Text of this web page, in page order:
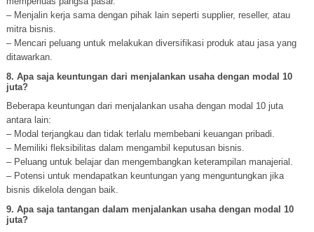
– Menjalin kerja sama dengan pihak lain seperti supplier, reseller, atau
mitra bisnis.
– Mencari peluang untuk melakukan diversifikasi produk atau jasa yang
ditawarkan.
8. Apa saja keuntungan dari menjalankan usaha dengan modal 10
juta?
Beberapa keuntungan dari menjalankan usaha dengan modal 10 juta
antara lain:
– Modal terjangkau dan tidak terlalu membebani keuangan pribadi.
– Memiliki fleksibilitas dalam mengambil keputusan bisnis.
– Peluang untuk belajar dan mengembangkan keterampilan manajerial.
– Potensi untuk mendapatkan keuntungan yang menguntungkan jika
bisnis dikelola dengan baik.
9. Apa saja tantangan dalam menjalankan usaha dengan modal 10
juta?